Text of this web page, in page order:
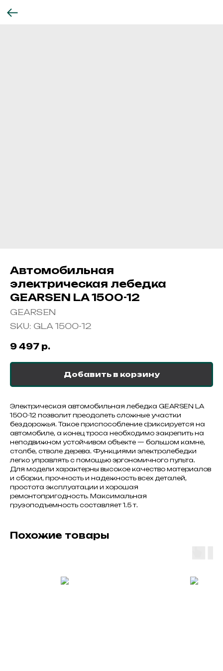
Автомобильная
электрическая лебедка
GEARSEN LA 1500-12
GEARSEN
SKU: GLA 1500-12
9 497 р.
Добавить в корзину
Электрическая автомобильная лебедка GEARSEN LA
1500-12 позволит преодолеть сложные участки
бездорожья. Такое приспособление фиксируется на
автомобиле, а конец троса необходимо закрепить на
неподвижном устойчивом объекте — большом камне,
столбе, стволе дерева. Функциями электролебедки
легко управлять с помощью эргономичного пульта.
Для модели характерны высокое качество материалов
и сборки, прочность и надежность всех деталей,
простота эксплуатации и хорошая
ремонтопригодность. Максимальная
грузоподъемность составляет 1.5 т.
Похожие товары